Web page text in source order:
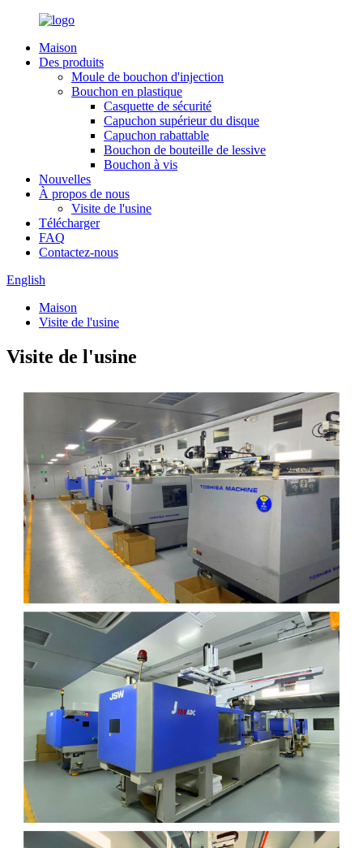
Maison
Des produits
Moule de bouchon d'injection
Bouchon en plastique
Casquette de sécurité
Capuchon supérieur du disque
Capuchon rabattable
Bouchon de bouteille de lessive
Bouchon à vis
Nouvelles
À propos de nous
Visite de l'usine
Télécharger
FAQ
Contactez-nous
English
Maison
Visite de l'usine
Visite de l'usine